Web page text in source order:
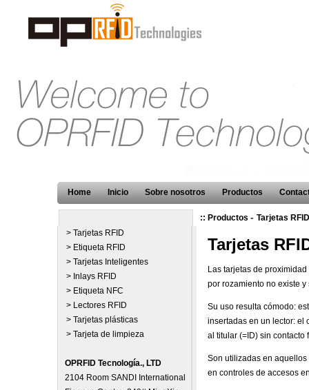
Home Inicio Sobre nosotros Productos
:: Productos - Tarjetas RFID
> Tarjetas RFID
> Etiqueta RFID
> Tarjetas Inteligentes
> Inlays RFID
> Etiqueta NFC
> Lectores RFID
> Tarjetas plásticas
> Tarjeta de limpieza
OPRFID Tecnología., LTD
2104 Room SANDI International
Tarjetas
Las tarjetas de
por rozamiento no existe
Su uso resulta cómodo:
insertadas en un lector: el
al titular (=ID) sin contacto
Son utilizadas en
en controles de accesos